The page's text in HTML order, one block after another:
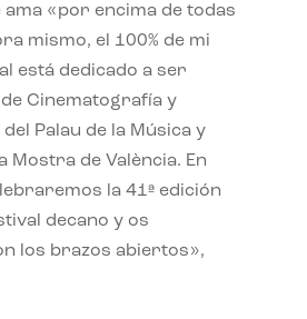
«por encima de todas
mismo, el 100% de mi
está dedicado a ser
Cinematografía y
Palau de la Música y
Mostra de València. En
la 41ª edición
decano y os
los brazos abiertos»,